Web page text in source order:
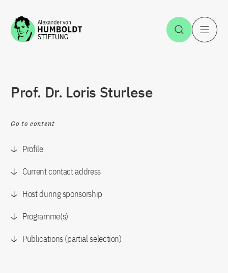
Jump to the content Open
Prof. Dr. Loris Sturlese
Go to content
Profile
Current contact address
Host during sponsorship
Programme(s)
Publications (partial selection)